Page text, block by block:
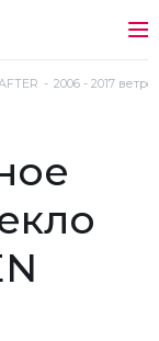
2006 - 2017